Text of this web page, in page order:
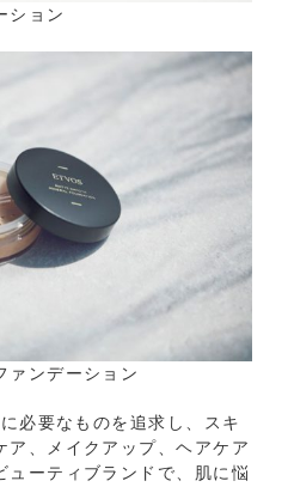
ション
ァンデーション
必要なものを追求し、スキ
ア、メイクアップ、ヘアケア
ューティブランドで、肌に悩